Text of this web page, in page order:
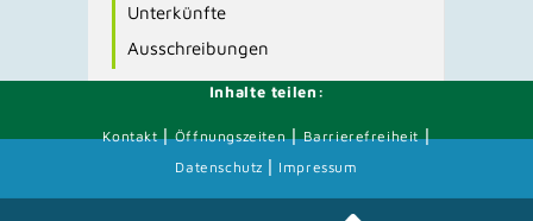
Unterkünfte
Ausschreibungen
Inhalte teilen:
Kontakt|Öffnungszeiten|Barrierefreiheit|
Datenschutz | Impressum